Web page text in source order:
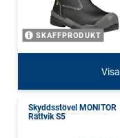
SKAFFPRODUKT
Visa
Skyddsstövel MONITOR
Rättvik S5